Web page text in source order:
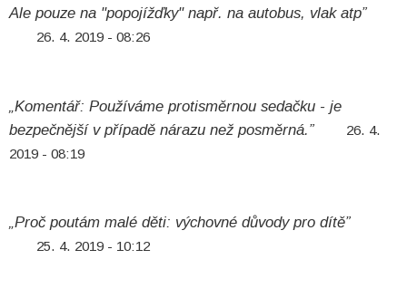
Ale pouze na "popojížďky" např. na autobus, vlak atp”
26. 4. 2019 - 08:26
„Komentář: Používáme protisměrnou sedačku - je
bezpečnější v případě nárazu než posměrná.”
26. 4.
2019 - 08:19
„Proč poutám malé děti: výchovné důvody pro dítě”
25. 4. 2019 - 10:12